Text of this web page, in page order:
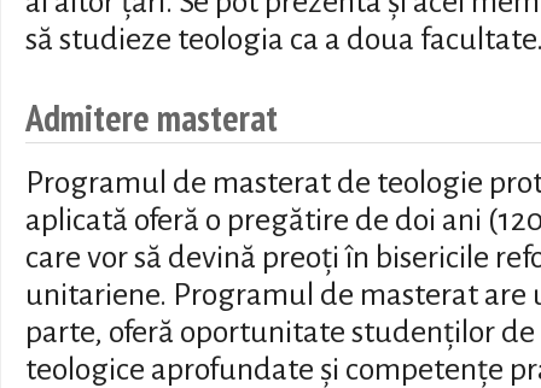
să studieze teologia ca a doua
Admitere masterat
Programul de masterat de teologie
aplicată oferă o pregătire de doi ani
care vor să devină preoți în bisericile
unitariene. Programul de masterat are
parte, oferă oportunitate studenților
teologice aprofundate și competențe